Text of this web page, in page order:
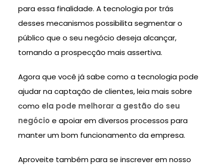
para essa finalidade. A tecnologia por trás
desses mecanismos possibilita segmentar o
público que o seu negócio deseja alcançar,
tornando a prospecção mais assertiva.
Agora que você já sabe como a tecnologia pode
ajudar na captação de clientes, leia mais sobre
como ela pode melhorar a gestão do seu
negócio e apoiar em diversos processos para
manter um bom funcionamento da empresa.
Aproveite também para se inscrever em nosso